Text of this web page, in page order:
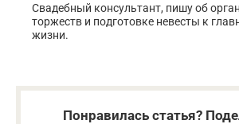
Свадебный консультант, пишу об
торжеств и подготовке невесты к
жизни.
Понравилась статья?